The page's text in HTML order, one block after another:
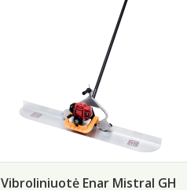
Vibroliniuotė Enar Mistral GH